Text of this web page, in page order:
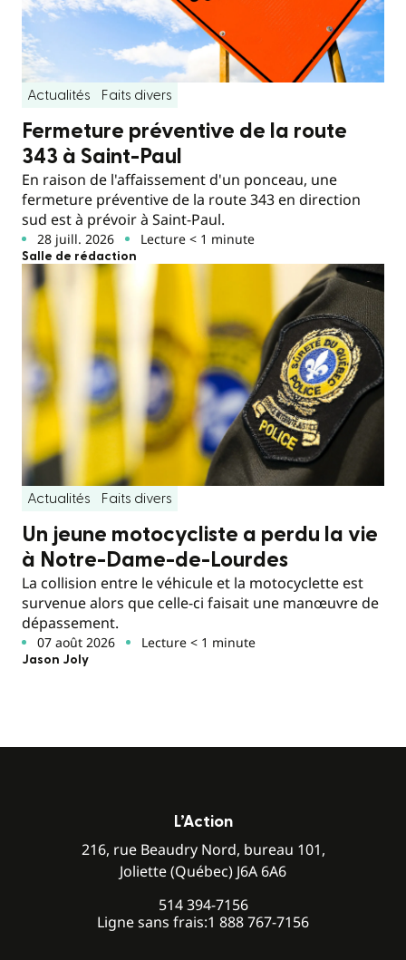
Actualités Faits divers
Fermeture préventive de la route
343 à Saint-Paul
En raison de l'affaissement d'un ponceau, une
fermeture préventive de la route 343 en direction
sud est à prévoir à Saint-Paul.
28 juill. 2026 Lecture < 1 minute
Salle de rédaction
Actualités Faits divers
Un jeune motocycliste a perdu la vie
à Notre-Dame-de-Lourdes
La collision entre le véhicule et la motocyclette est
survenue alors que celle-ci faisait une manœuvre de
dépassement.
07 août 2026 Lecture < 1 minute
Jason Joly
L’Action
216, rue Beaudry Nord, bureau 101,
Joliette (Québec) J6A 6A6
514 394-7156
Ligne sans frais:1 888 767-7156